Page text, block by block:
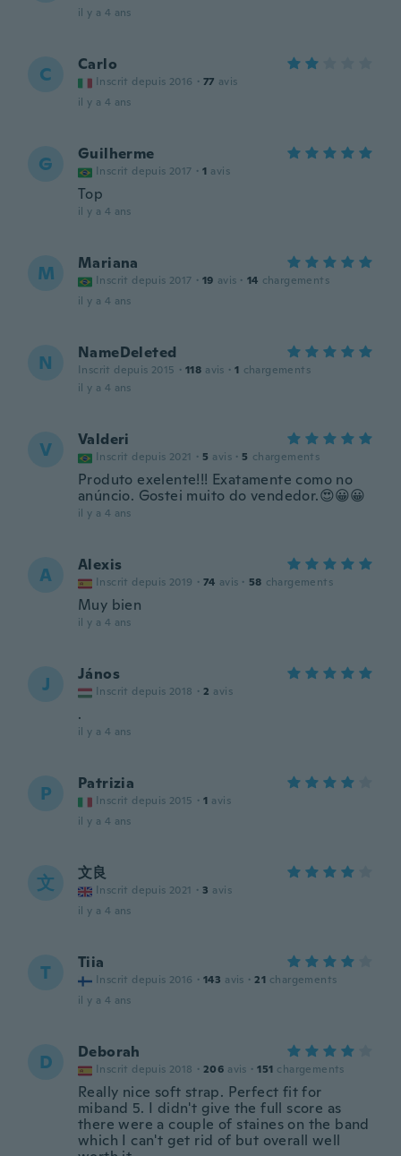
il y a 4 ans
C Carlo
Inscrit depuis 2016 · 77 avis
il y a 4 ans
G Guilherme
Inscrit depuis 2017 · 1 avis
Top
il y a 4 ans
M Mariana
Inscrit depuis 2017 · 19 avis · 14 chargements
il y a 4 ans
N NameDeleted
Inscrit depuis 2015 · 118 avis · 1 chargements
il y a 4 ans
V Valderi
Inscrit depuis 2021 · 5 avis · 5 chargements
Produto exelente!!! Exatamente como no
anúncio. Gostei muito do vendedor.😍😀😀
il y a 4 ans
A Alexis
Inscrit depuis 2019 · 74 avis · 58 chargements
Muy bien
il y a 4 ans
J János
Inscrit depuis 2018 · 2 avis
.
il y a 4 ans
P Patrizia
Inscrit depuis 2015 · 1 avis
il y a 4 ans
文 文良
Inscrit depuis 2021 · 3 avis
il y a 4 ans
T Tiia
Inscrit depuis 2016 · 143 avis · 21 chargements
il y a 4 ans
D Deborah
Inscrit depuis 2018 · 206 avis · 151 chargements
Really nice soft strap. Perfect fit for
miband 5. I didn't give the full score as
there were a couple of staines on the band
which I can't get rid of but overall well